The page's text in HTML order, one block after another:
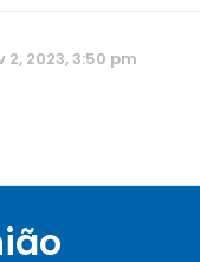
2, 2023, 3:50 pm